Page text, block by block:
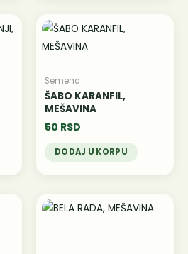
Semena
ŠABO KARANFIL,
MEŠAVINA
50 RSD
DODAJ U KORPU